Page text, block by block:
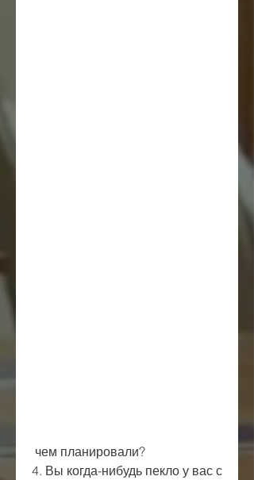
чем планировали?
4. Вы когда-нибудь пекло у вас с